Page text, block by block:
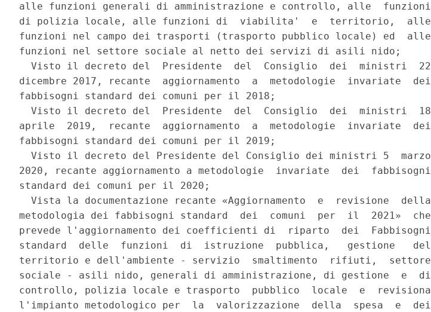
alle funzioni generali di amministrazione e controllo, alle  funzioni
di polizia locale, alle funzioni di  viabilita'  e  territorio,  alle
funzioni nel campo dei trasporti (trasporto pubblico locale) ed  alle
funzioni nel settore sociale al netto dei servizi di asili nido;
  Visto il decreto del  Presidente  del  Consiglio  dei  ministri  22
dicembre 2017, recante  aggiornamento  a  metodologie  invariate  dei
fabbisogni standard dei comuni per il 2018;
  Visto il decreto del  Presidente  del  Consiglio  dei  ministri  18
aprile  2019,  recante  aggiornamento  a  metodologie  invariate  dei
fabbisogni standard dei comuni per il 2019;
  Visto il decreto del Presidente del Consiglio dei ministri 5  marzo
2020, recante aggiornamento a metodologie  invariate  dei  fabbisogni
standard dei comuni per il 2020;
  Vista la documentazione recante «Aggiornamento  e  revisione  della
metodologia dei fabbisogni standard  dei  comuni  per  il  2021»  che
prevede l'aggiornamento dei coefficienti di  riparto  dei  Fabbisogni
standard  delle  funzioni  di  istruzione  pubblica,   gestione   del
territorio e dell'ambiente - servizio  smaltimento  rifiuti,  settore
sociale - asili nido, generali di amministrazione, di gestione  e  di
controllo, polizia locale e trasporto  pubblico  locale  e  revisiona
l'impianto metodologico per  la  valorizzazione  della  spesa  e  dei